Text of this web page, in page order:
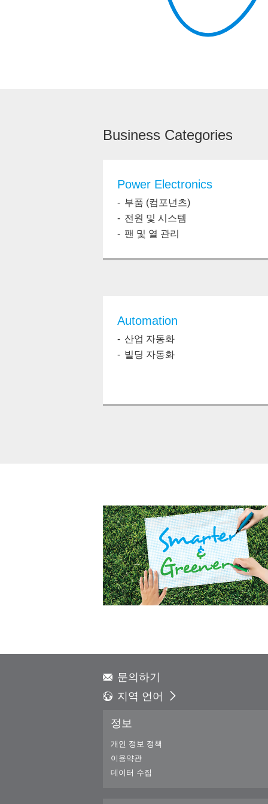
Business Categories
Power Electronics
부품 (컴포넌츠)
전원 및 시스템
팬 및 열 관리
Automation
산업 자동화
빌딩 자동화
문의하기
지역 언어
Global - 繁體中文
Americas - English
Australia - English
China - 简体中文
정보
개인 정보 정책
이용약관
데이터 수집